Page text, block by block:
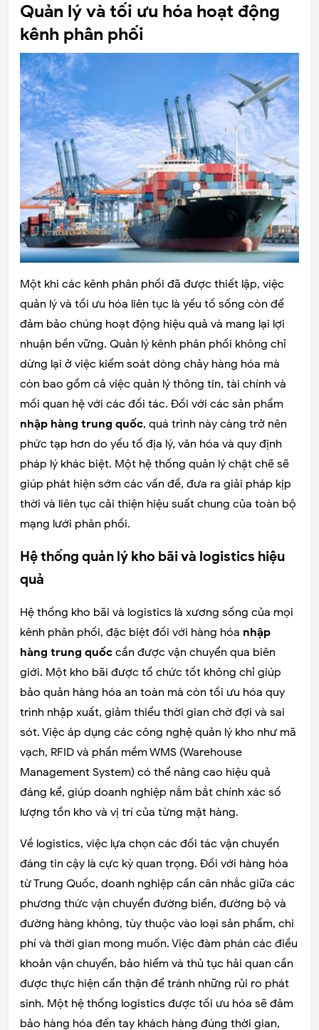
Quản lý và tối ưu hóa hoạt động
kênh phân phối
Một khi các kênh phân phối đã được thiết lập, việc
quản lý và tối ưu hóa liên tục là yếu tố sống còn để
đảm bảo chúng hoạt động hiệu quả và mang lại lợi
nhuận bền vững. Quản lý kênh phân phối không chỉ
dừng lại ở việc kiểm soát dòng chảy hàng hóa mà
còn bao gồm cả việc quản lý thông tin, tài chính và
mối quan hệ với các đối tác. Đối với các sản phẩm
nhập hàng trung quốc, quá trình này càng trở nên
phức tạp hơn do yếu tố địa lý, văn hóa và quy định
pháp lý khác biệt. Một hệ thống quản lý chặt chẽ sẽ
giúp phát hiện sớm các vấn đề, đưa ra giải pháp kịp
thời và liên tục cải thiện hiệu suất chung của toàn bộ
mạng lưới phân phối.
Hệ thống quản lý kho bãi và logistics hiệu
quả
Hệ thống kho bãi và logistics là xương sống của mọi
kênh phân phối, đặc biệt đối với hàng hóa nhập
hàng trung quốc cần được vận chuyển qua biên
giới. Một kho bãi được tổ chức tốt không chỉ giúp
bảo quản hàng hóa an toàn mà còn tối ưu hóa quy
trình nhập xuất, giảm thiểu thời gian chờ đợi và sai
sót. Việc áp dụng các công nghệ quản lý kho như mã
vạch, RFID và phần mềm WMS (Warehouse
Management System) có thể nâng cao hiệu quả
đáng kể, giúp doanh nghiệp nắm bắt chính xác số
lượng tồn kho và vị trí của từng mặt hàng.
Về logistics, việc lựa chọn các đối tác vận chuyển
đáng tin cậy là cực kỳ quan trọng. Đối với hàng hóa
từ Trung Quốc, doanh nghiệp cần cân nhắc giữa các
phương thức vận chuyển đường biển, đường bộ và
đường hàng không, tùy thuộc vào loại sản phẩm, chi
phí và thời gian mong muốn. Việc đàm phán các điều
khoản vận chuyển, bảo hiểm và thủ tục hải quan cần
được thực hiện cẩn thận để tránh những rủi ro phát
sinh. Một hệ thống logistics được tối ưu hóa sẽ đảm
bảo hàng hóa đến tay khách hàng đúng thời gian,